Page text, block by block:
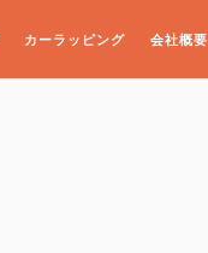
カーラッピング 会社概要